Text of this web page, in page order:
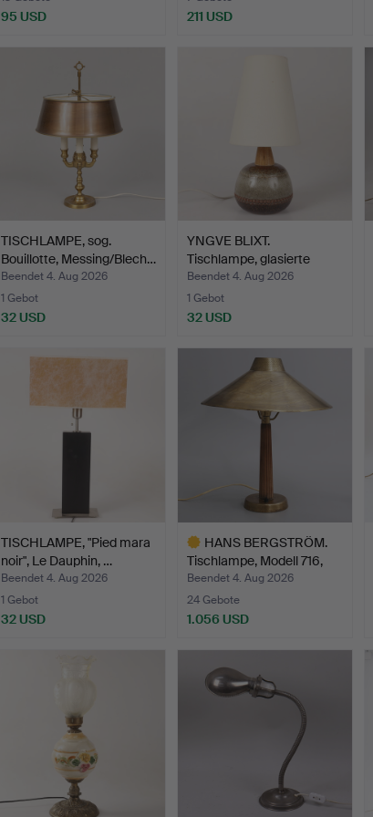
95 USD 211 USD
TISCHLAMPE, sog.
Bouillotte, Messing/Blech…
Beendet 4. Aug 2026
1 Gebot
32 USD
YNGVE BLIXT.
Tischlampe, glasierte
Kerami…
Beendet 4. Aug 2026
1 Gebot
32 USD
TISCHLAMPE, "Pied mara
noir", Le Dauphin, …
Beendet 4. Aug 2026
1 Gebot
32 USD
HANS BERGSTRÖM.
Tischlampe, Modell 716,
fü…
Beendet 4. Aug 2026
24 Gebote
1.056 USD